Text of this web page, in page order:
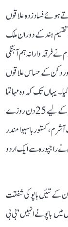
ہوئے فساد زدہ علاقوں
تقسیم ہند کے دوران ملک
نے فرقہ وارانہ ہم آہنگی
اور دکن کے حساس علاقوں
یہاں تک کہ وہ مہاتما
گاندھی کے ساتھ نواکھلی گئیں اور خطے میں امن قائم کرنے کے لیے 25 دن روزے
کستوربا سیوا مندر
نے راجپورہ سے ایک اردو
ان کے تئیں باپو کی شفقت
جس میں باپو نے انہیں ’بی بی